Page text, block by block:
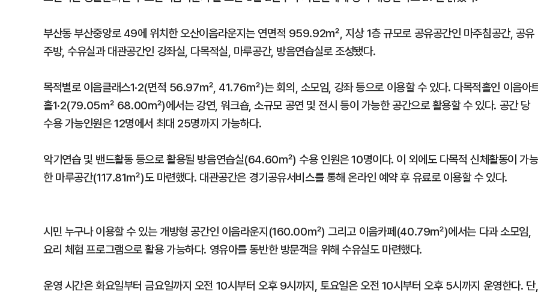
부산동 부산중앙로 49에 위치한 오산이음라운지는 연면적 959.92㎡, 지상 1층 규모로 공유공간인 마주침공간, 공유
주방, 수유실과 대관공간인 강좌실, 다목적실, 마루공간, 방음연습실로 조성됐다.
목적별로 이음클래스1·2(면적 56.97㎡, 41.76㎡)는 회의, 소모임, 강좌 등으로 이용할 수 있다. 다목적홀인 이음아
홀1·2(79.05㎡ 68.00㎡)에서는 강연, 워크숍, 소규모 공연 및 전시 등이 가능한 공간으로 활용할 수 있다. 공간 당
수용 가능인원은 12명에서 최대 25명까지 가능하다.
악기연습 및 밴드활동 등으로 활용될 방음연습실(64.60㎡) 수용 인원은 10명이다. 이 외에도 다목적 신체활동이 가능
한 마루공간(117.81㎡)도 마련했다. 대관공간은 경기공유서비스를 통해 온라인 예약 후 유료로 이용할 수 있다.
시민 누구나 이용할 수 있는 개방형 공간인 이음라운지(160.00㎡) 그리고 이음카페(40.79㎡)에서는 다과 소모임,
요리 체험 프로그램으로 활용 가능하다. 영유아를 동반한 방문객을 위해 수유실도 마련했다.
운영 시간은 화요일부터 금요일까지 오전 10시부터 오후 9시까지, 토요일은 오전 10시부터 오후 5시까지 운영한다. 단,